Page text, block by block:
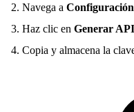
Navega a
Haz clic en Generar
Copia y almacena la